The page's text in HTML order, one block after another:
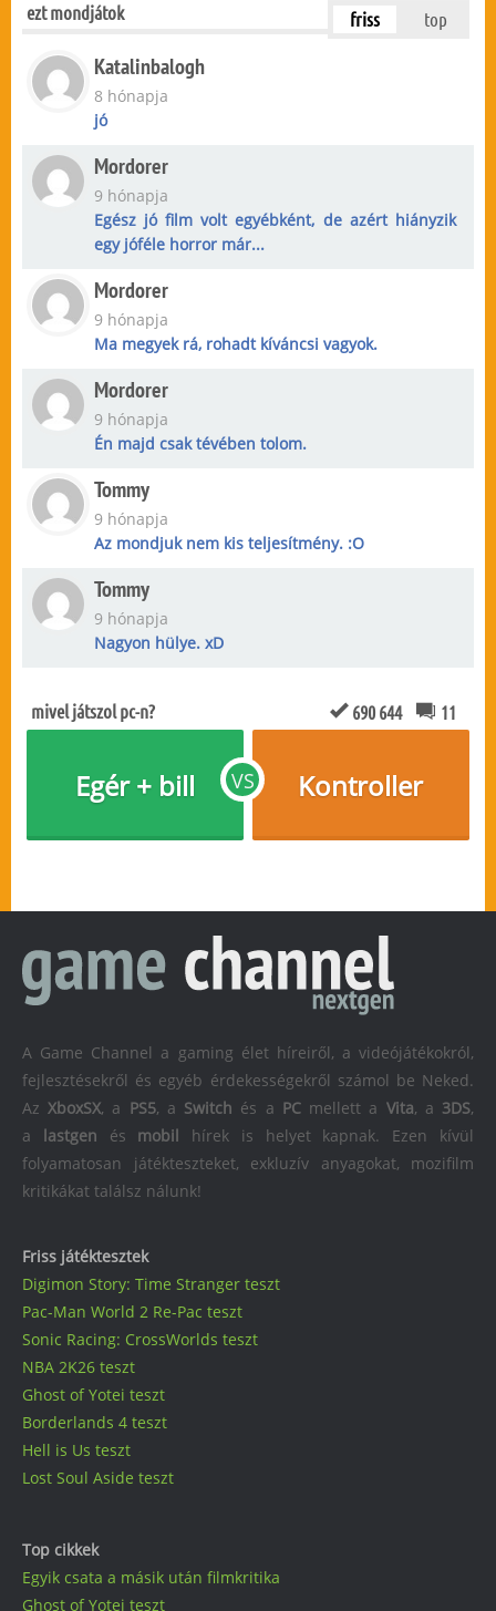
ezt mondjátok friss top
Katalinbalogh
8 hónapja
jó
Mordorer
9 hónapja
Egész jó film volt egyébként, de azért hiányzik
egy jóféle horror már...
Mordorer
9 hónapja
Ma megyek rá, rohadt kíváncsi vagyok.
Mordorer
9 hónapja
Én majd csak tévében tolom.
Tommy
9 hónapja
Az mondjuk nem kis teljesítmény. :O
Tommy
9 hónapja
Nagyon hülye. xD
mivel játszol pc-n? 690 644 11
VS
Egér + bill Kontroller
Friss játéktesztek
Digimon Story: Time Stranger teszt
Pac-Man World 2 Re-Pac teszt
Sonic Racing: CrossWorlds teszt
NBA 2K26 teszt
Ghost of Yotei teszt
Borderlands 4 teszt
Hell is Us teszt
Lost Soul Aside teszt
Top cikkek
Egyik csata a másik után filmkritika
Ghost of Yotei teszt
A Game Channel a gaming élet híreiről, a videójátékokról,
fejlesztésekről és egyéb érdekességekről számol be Neked.
AzXboxSX, a PS5, a Switch és a PCmellett a Vita, a 3DS,
a lastgen és mobil hírek is helyet kapnak. Ezen kívül
folyamatosan játékteszteket, exkluzív anyagokat, mozifilm
kritikákat találsz nálunk!